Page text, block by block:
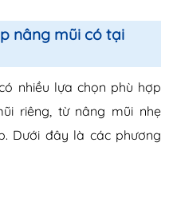
nâng mũi có tại
nhiều lựa chọn phù hợp
riêng, từ nâng mũi nhẹ
Dưới đây là các phương